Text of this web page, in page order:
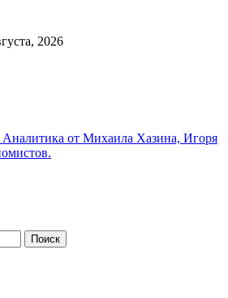
2026
от Михаила Хазина, Игоря